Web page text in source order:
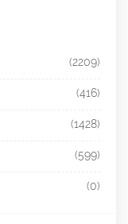
(2209)
(416)
(1428)
(599)
(0)